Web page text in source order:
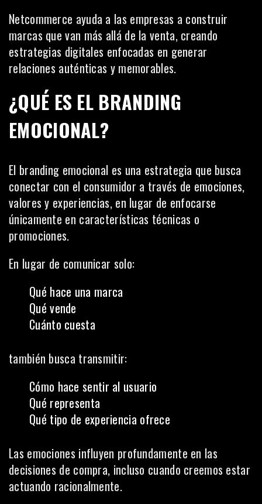
Netcommerce ayuda a las empresas a construir
marcas que van más allá de la venta, creando
estrategias digitales enfocadas en generar
relaciones auténticas y memorables.
¿QUÉ ES EL BRANDING
EMOCIONAL?
El branding emocional es una estrategia que busca
conectar con el consumidor a través de emociones,
valores y experiencias, en lugar de enfocarse
únicamente en características técnicas o
promociones.
En lugar de comunicar solo:
Qué hace una marca
Qué vende
Cuánto cuesta
también busca transmitir:
Cómo hace sentir al usuario
Qué representa
Qué tipo de experiencia ofrece
Las emociones influyen profundamente en las
decisiones de compra, incluso cuando creemos estar
actuando racionalmente.